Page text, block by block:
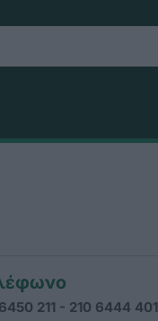
211 - 210 6444 401